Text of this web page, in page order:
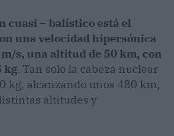
cuasi – balístico está el
una velocidad hipersónica
m/s, una altitud de 50 km, con
kg. Tan solo la cabeza nuclear
kg, alcanzando unos 480 km,
altitudes y